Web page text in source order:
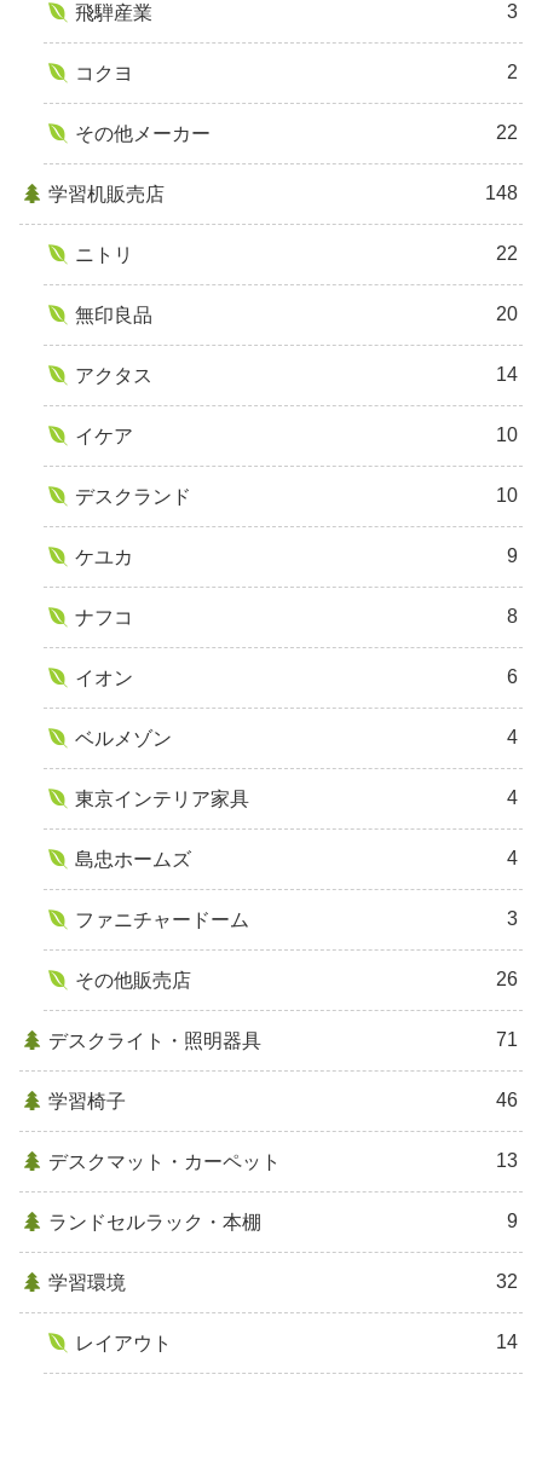
飛騨産業 3
コクヨ 2
その他メーカー 22
学習机販売店 148
ニトリ 22
無印良品 20
アクタス 14
イケア 10
デスクランド 10
ケユカ 9
ナフコ 8
イオン 6
ベルメゾン 4
東京インテリア家具 4
島忠ホームズ 4
ファニチャードーム 3
その他販売店 26
デスクライト・照明器具 71
学習椅子 46
デスクマット・カーペット 13
ランドセルラック・本棚 9
学習環境 32
レイアウト 14